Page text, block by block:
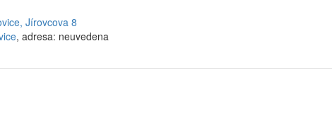
Jírovcova 8
, adresa: neuvedena